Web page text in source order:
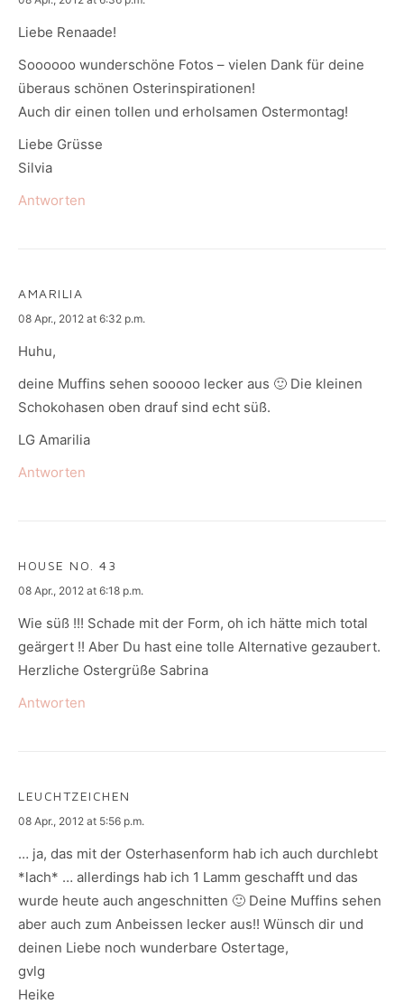
Liebe Renaade!
Soooooo wunderschöne Fotos – vielen Dank für deine
überaus schönen Osterinspirationen!
Auch dir einen tollen und erholsamen Ostermontag!
Liebe Grüsse
Silvia
Antworten
AMARILIA
says:
08 Apr., 2012 at 6:32 p.m.
Huhu,
deine Muffins sehen sooooo lecker aus 🙂 Die kleinen
Schokohasen oben drauf sind echt süß.
LG Amarilia
Antworten
HOUSE NO. 43
says:
08 Apr., 2012 at 6:18 p.m.
Wie süß !!! Schade mit der Form, oh ich hätte mich total
geärgert !! Aber Du hast eine tolle Alternative gezaubert.
Herzliche Ostergrüße Sabrina
Antworten
LEUCHTZEICHEN
says:
08 Apr., 2012 at 5:56 p.m.
… ja, das mit der Osterhasenform hab ich auch durchlebt
*lach* … allerdings hab ich 1 Lamm geschafft und das
wurde heute auch angeschnitten 🙂 Deine Muffins sehen
aber auch zum Anbeissen lecker aus!! Wünsch dir und
deinen Liebe noch wunderbare Ostertage,
gvlg
Heike